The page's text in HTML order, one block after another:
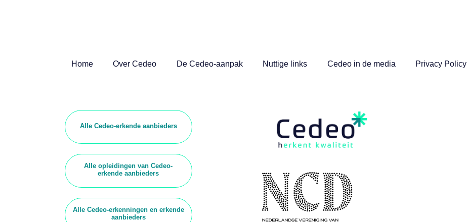
Home Over Cedeo De Cedeo-aanpak Nuttige links Cedeo in de media Privacy Policy
Alle Cedeo-erkende aanbieders
Alle opleidingen van Cedeo-
erkende aanbieders
Alle Cedeo-erkenningen en erkende
aanbieders